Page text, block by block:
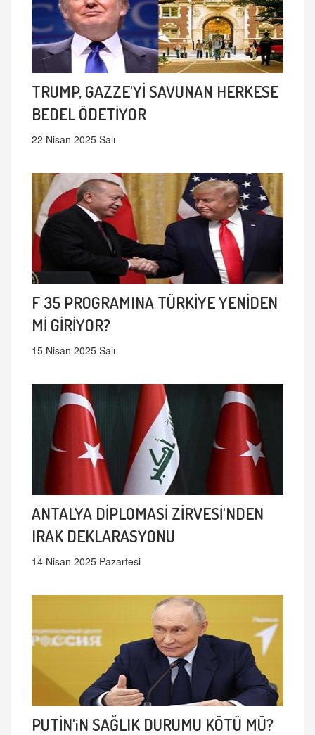
TRUMP, GAZZE'Yİ SAVUNAN HERKESE
BEDEL ÖDETİYOR
22 Nisan 2025 Salı
F 35 PROGRAMINA TÜRKİYE YENİDEN
Mİ GİRİYOR?
15 Nisan 2025 Salı
ANTALYA DİPLOMASİ ZİRVESİ'NDEN
IRAK DEKLARASYONU
14 Nisan 2025 Pazartesi
PUTİN'iN SAĞLIK DURUMU KÖTÜ MÜ?